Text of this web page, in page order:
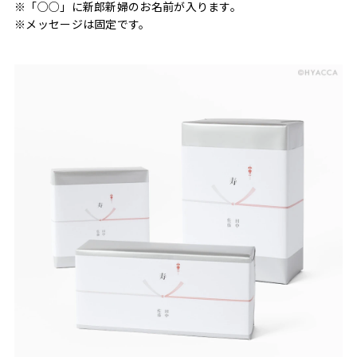
※「○○」に新郎新婦のお名前が入ります。
※メッセージは固定です。